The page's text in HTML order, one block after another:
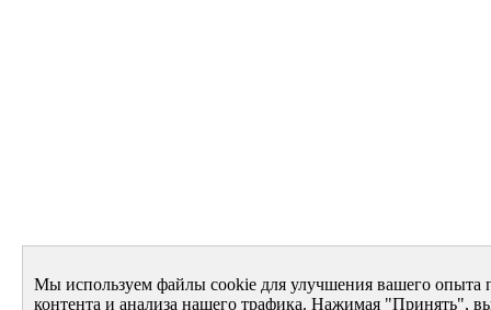
Мы используем файлы cookie для улучшения вашего опыта
контента и анализа нашего трафика. Нажимая "Принять",